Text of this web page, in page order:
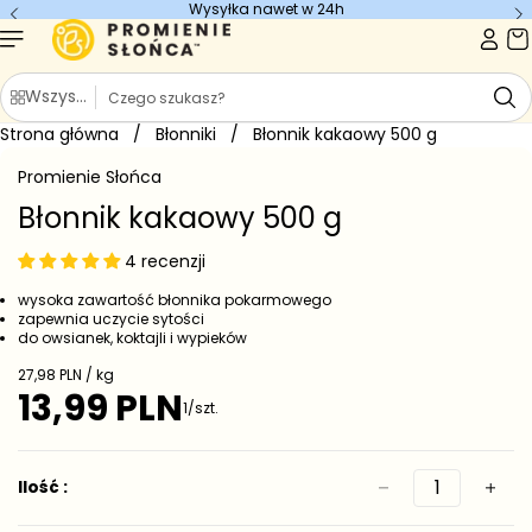
treści
Wysyłka nawet w 24h
Wszystkie kategorie
S
z
u
a
j
Strona główna / Błonniki / Błonnik kakaowy 500 g
Przejdź do
o
Promienie Słońca
Błonnik kakaowy 500 g
4 recenzji
wysoka zawartość błonnika pokarmowego
zapewnia uczycie sytości
do owsianek, koktajli i wypieków
C
e
j
d
o
27,98 PLN / kg
C
n
a
r
e
13,99 PLN1/szt.
Ilość :